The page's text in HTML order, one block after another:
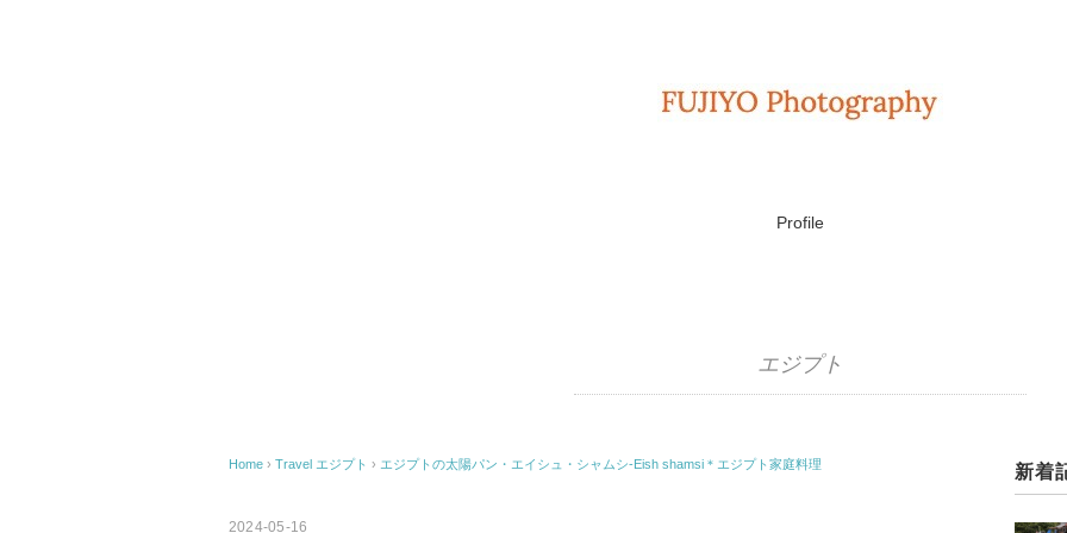
Profile
エジプト
Home › Travel エジプト › エジプトの太陽パン・エイシュ・シャムシ-Eish shamsi＊エジプト家庭料理
2024-05-16
新着